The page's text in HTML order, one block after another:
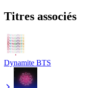
Titres associés
Dynamite BTS